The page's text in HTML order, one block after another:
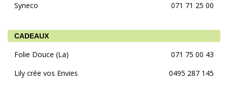
Syneco
071 71 25 00
CADEAUX
Folie Douce (La)
071 75 00 43
Lily crée vos Envies
0495 287 145